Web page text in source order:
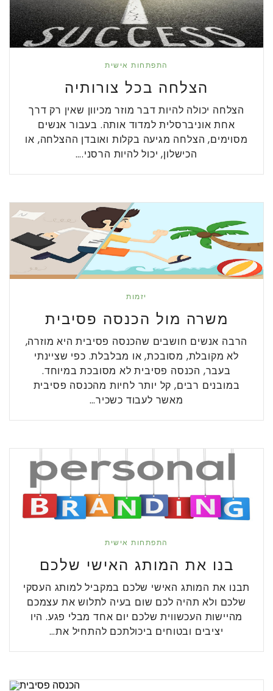
התפתחות אישית
הצלחה בכל צורותיה
הצלחה יכולה להיות דבר מוזר מכיוון שאין רק דרך
אחת אוניברסלית למדוד אותה. בעבור אנשים
מסוימים, הצלחה מגיעה בקלות ואובדן ההצלחה, או
הכישלון, יכול להיות הרסני.…
יזמות
משרה מול הכנסה פסיבית
הרבה אנשים חושבים שהכנסה פסיבית היא מוזרה,
לא מקובלת, מסובכת, או מבלבלת. כפי שציינתי
בעבר, הכנסה פסיבית לא מסובכת במיוחד.
במובנים רבים, קל יותר לחיות מהכנסה פסיבית
מאשר לעבוד כשכיר…
התפתחות אישית
בנו את המותג האישי שלכם
תבנו את המותג האישי שלכם במקביל למותג העסקי
שלכם ולא תהיה לכם שום בעיה לתלוש את עצמכם
מהיישות העכשווית שלכם יום אחד מבלי פגע. היו
יציבים ובטוחים ביכולתכם להתחיל את…